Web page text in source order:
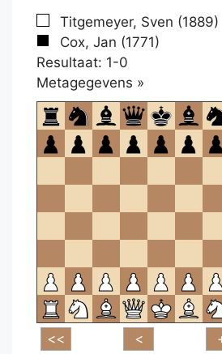
Titgemeyer, Sven (1889)
Cox, Jan (1771)
Resultaat: 1-0
Metagegevens »
om
te
openen.